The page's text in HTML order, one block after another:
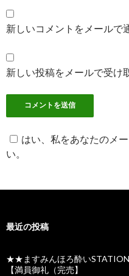
新しいコメントをメールで
新しい投稿をメールで受け
はい、私をあなたのメ
い。
最近の投稿
★★ますみんほろ酔いSTATION
【満員御礼（完売】